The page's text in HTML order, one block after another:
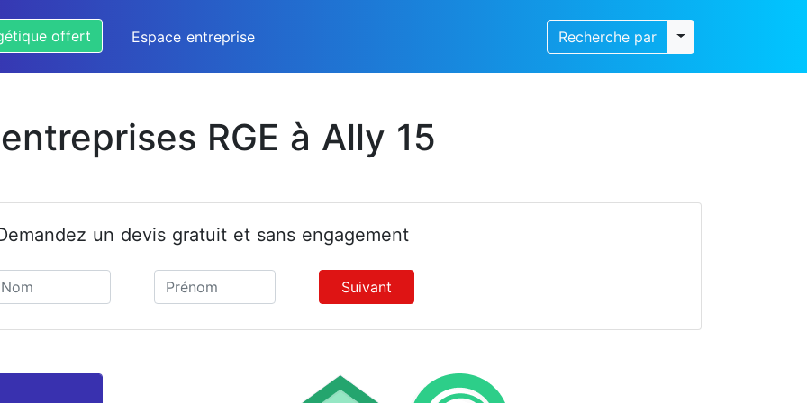
offert Espace entreprise Recherche par Toggle dropdown
RGE à Ally 15
un devis gratuit et sans engagement
Suivant